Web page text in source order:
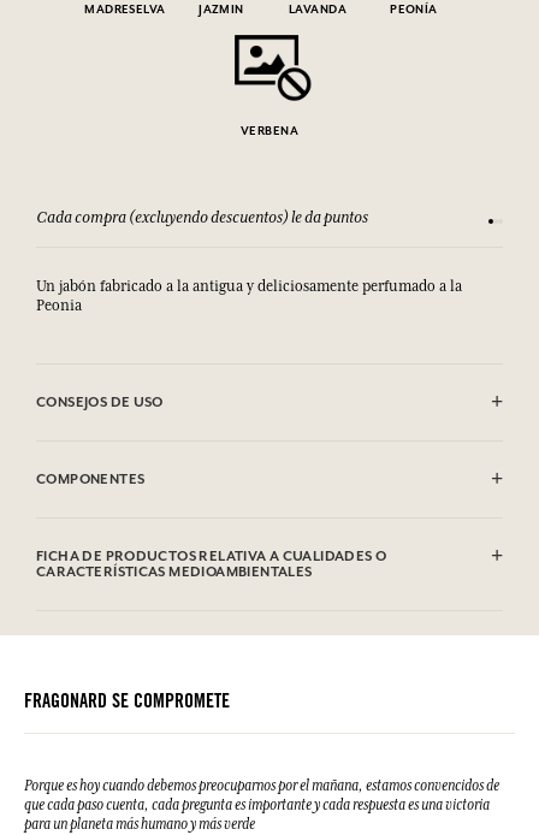
MADRESELVA JAZMIN LAVANDA PEONÍA
VERBENA
Cada compra (excluyendo descuentos) le da puntos
Un jabón fabricado a la antigua y deliciosamente perfumado a la
Peonia
CONSEJOS DE USO
COMPONENTES
(Fragrance), Glycerin, Sodium Chloride, Sodium Hydroxide,
Etidronic Acid, Hexyl Cinnamal, Citronellol, Alpha-isomethyl
FICHA DE PRODUCTOS RELATIVA A CUALIDADES O
CARACTERÍSTICAS MEDIOAMBIENTALES
Por favor, consulte las cualidades o características medioambientales
FRAGONARD SE COMPROMETE
Porque es hoy cuando debemos preocuparnos por el mañana, estamos convencidos de
que cada paso cuenta, cada pregunta es importante y cada respuesta es una victoria
para un planeta más humano y más verde